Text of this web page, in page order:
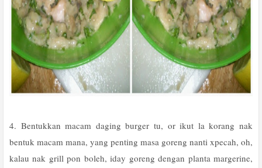
4. Bentukkan macam daging burger tu, or ikut la korang nak
bentuk macam mana, yang penting masa goreng nanti xpecah, oh,
kalau nak grill pon boleh, iday goreng dengan planta margerine,